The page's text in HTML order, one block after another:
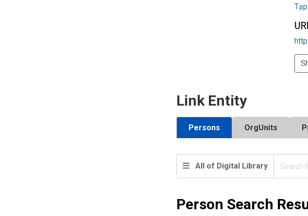
Link Entity
Persons OrgUnits
All of Digital Library
Person Search